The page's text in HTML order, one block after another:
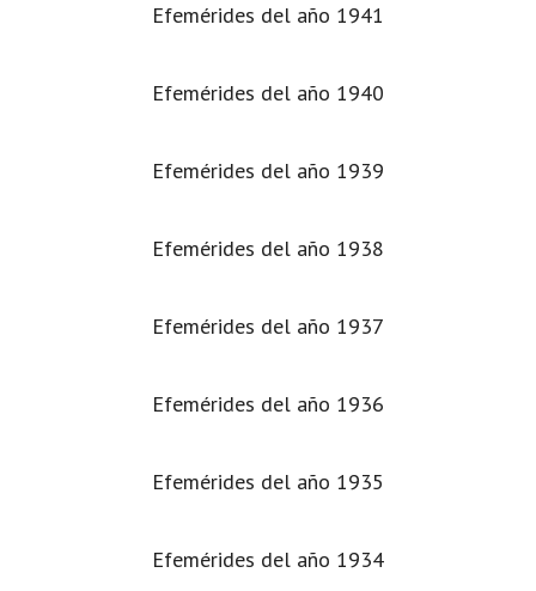
Efemérides del año 1941
Efemérides del año 1940
Efemérides del año 1939
Efemérides del año 1938
Efemérides del año 1937
Efemérides del año 1936
Efemérides del año 1935
Efemérides del año 1934